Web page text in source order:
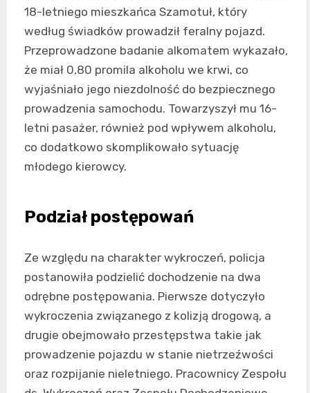
18-letniego mieszkańca Szamotuł, który
według świadków prowadził feralny pojazd.
Przeprowadzone badanie alkomatem wykazało,
że miał 0,80 promila alkoholu we krwi, co
wyjaśniało jego niezdolność do bezpiecznego
prowadzenia samochodu. Towarzyszył mu 16-
letni pasażer, również pod wpływem alkoholu,
co dodatkowo skomplikowało sytuację
młodego kierowcy.
Podział postępowań
Ze względu na charakter wykroczeń, policja
postanowiła podzielić dochodzenie na dwa
odrębne postępowania. Pierwsze dotyczyło
wykroczenia związanego z kolizją drogową, a
drugie obejmowało przestępstwa takie jak
prowadzenie pojazdu w stanie nietrzeźwości
oraz rozpijanie nieletniego. Pracownicy Zespołu